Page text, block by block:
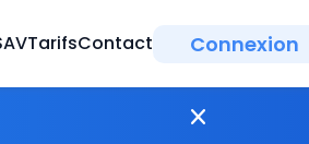
TarifsContact Connexion